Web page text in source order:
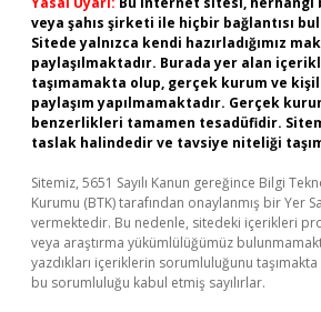
veya şahıs şirketi ile hiçbir bağlantısı
Sitede yalnızca kendi hazırladığımız
paylaşılmaktadır. Burada yer alan
taşımamakta olup, gerçek kurum ve
paylaşım yapılmamaktadır. Gerçek
benzerlikleri tamamen tesadüfidir.
taslak halindedir ve tavsiye niteliği
Sitemiz, 5651 Sayılı Kanun gereğince Bilgi
Kurumu (BTK) tarafından onaylanmış bir Yer
vermektedir. Bu nedenle, sitedeki içerikleri
veya araştırma yükümlülüğümüz
yazdıkları içeriklerin sorumluluğunu
bu sorumluluğu kabul etmiş sayılırlar.